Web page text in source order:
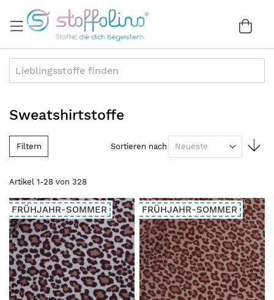
Inhalt
Sweatshirtstoffe
Artikel 1-28 von 328
Sortieren nach
FRÜHJAHR-SOMMER FRÜHJAHR-SOMMER
Filtern